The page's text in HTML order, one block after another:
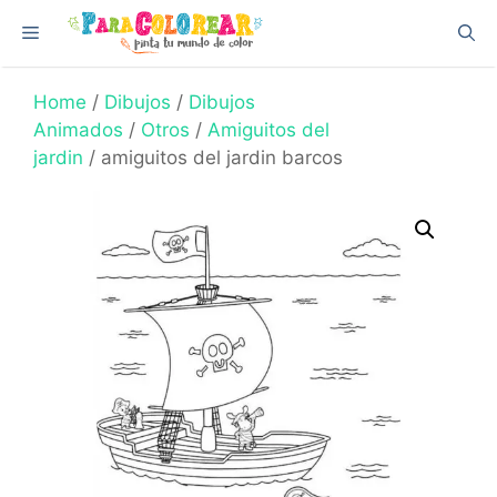
content
Menu
Home / Dibujos / Dibujos
Animados / Otros / Amiguitos del
jardin / amiguitos del jardin barcos